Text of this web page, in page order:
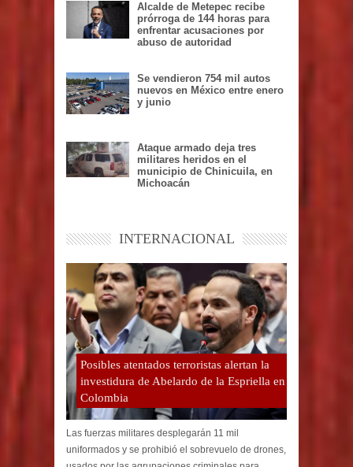
Alcalde de Metepec recibe
prórroga de 144 horas para
enfrentar acusaciones por
abuso de autoridad
Se vendieron 754 mil autos
nuevos en México entre enero
y junio
Ataque armado deja tres
militares heridos en el
municipio de Chinicuila, en
Michoacán
INTERNACIONAL
Posibles atentados terroristas alertan la
investidura de Abelardo de la Espriella en
Colombia
Las fuerzas militares desplegarán 11 mil
uniformados y se prohibió el sobrevuelo de drones,